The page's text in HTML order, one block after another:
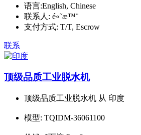
语言:English, Chinese
联系人: é«˜æ™¨
支付方式: T/T, Escrow
联系
顶级品质工业脱水机
顶级品质工业脱水机 从 印度
模型: TQIDM-36061100